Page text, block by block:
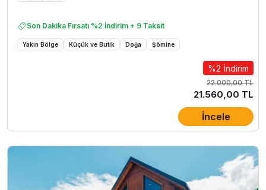
Son Dakika Fırsatı %2 İndirim + 9 Taksit
Yakın Bölge Küçük ve Butik Doğa Şömine
%2 İndirim
22.000,00 TL
21.560,00 TL
İncele